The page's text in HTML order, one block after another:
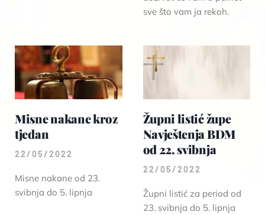
sve što vam ja rekoh.
Misne nakane kroz
tjedan
22/05/2022
Misne nakane od 23.
svibnja do 5. lipnja
Župni listić župe
Navještenja BDM
od 22. svibnja
22/05/2022
Župni listić za period od
23. svibnja do 5. lipnja